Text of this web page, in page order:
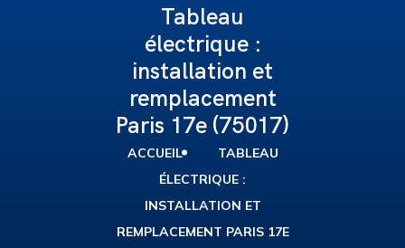
Tableau
électrique :
installation et
remplacement
Paris 17e (75017)
ACCUEIL
TABLEAU
ÉLECTRIQUE :
INSTALLATION ET
REMPLACEMENT PARIS 17E